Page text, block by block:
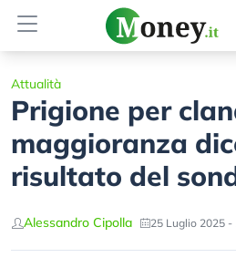
Attualità
Prigione per
maggioranza
risultato del
Alessandro Cipolla 25 Luglio 2025 -